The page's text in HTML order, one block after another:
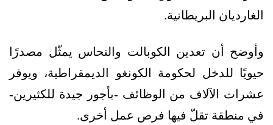
الغارديان البريطانية.
وأوضح أن تعدين الكوبالت والنحاس يمثّل مصدرًا
حيويًا للدخل لحكومة الكونغو الديمقراطية، ويوفر
عشرات الآلاف من الوظائف -بأجور جيدة للكثيرين-
في منطقة تقلّ فيها فرص عمل أخرى.